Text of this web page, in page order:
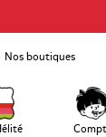
Nos boutiques